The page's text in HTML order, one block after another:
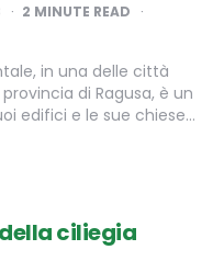
2 MINUTE READ
in una delle città
di Ragusa, è un
edifici e le sue chiese…
ciliegia